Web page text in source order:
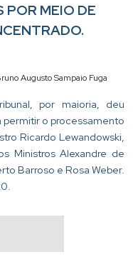
MEIO DE
Augusto Sampaio Fuga
por maioria, deu
o processamento
Ricardo Lewandowski,
Ministros Alexandre de
Barroso e Rosa Weber.